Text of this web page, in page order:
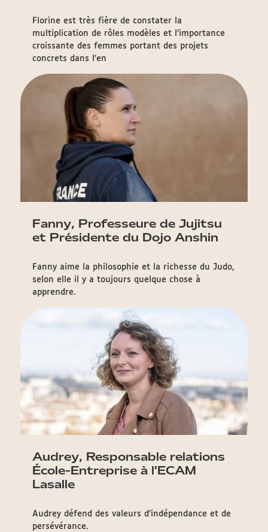
Florine est très fière de constater la
multiplication de rôles modèles et l’importance
croissante des femmes portant des projets
concrets dans l’en
Fanny, Professeure de Jujitsu
et Présidente du Dojo Anshin
Fanny aime la philosophie et la richesse du Judo,
selon elle il y a toujours quelque chose à
apprendre.
Audrey, Responsable relations
École-Entreprise à l’ECAM
Lasalle
Audrey défend des valeurs d’indépendance et de
persévérance.